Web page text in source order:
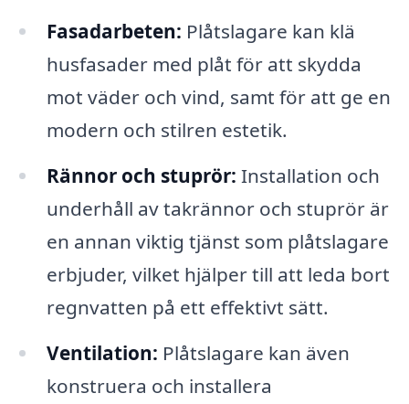
Fasadarbeten: Plåtslagare kan klä
husfasader med plåt för att skydda
mot väder och vind, samt för att ge en
modern och stilren estetik.
Rännor och stuprör: Installation och
underhåll av takrännor och stuprör är
en annan viktig tjänst som plåtslagare
erbjuder, vilket hjälper till att leda bort
regnvatten på ett effektivt sätt.
Ventilation: Plåtslagare kan även
konstruera och installera